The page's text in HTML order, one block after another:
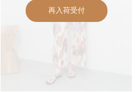
再入荷受付